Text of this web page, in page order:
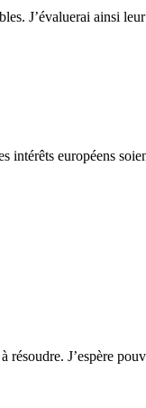
J’évaluerai ainsi
européens
J’espère